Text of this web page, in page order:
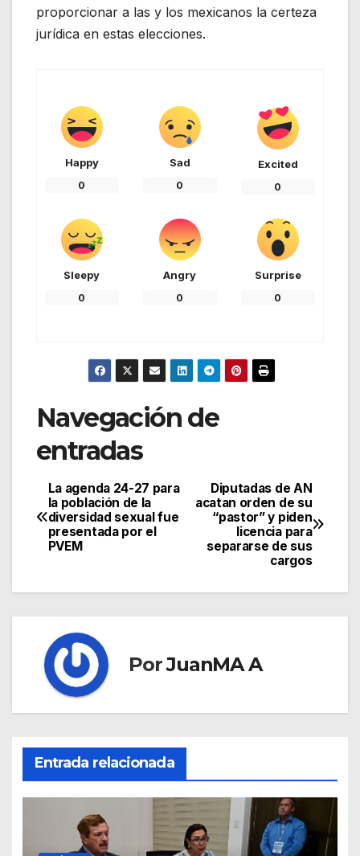
proporcionar a las y los mexicanos la certeza
jurídica en estas elecciones.
Happy
0
Sad
0
Excited
0
Sleepy
0
Angry
0
Surprise
0
Navegación de
entradas
Diputadas de AN
acatan orden de su
“pastor” y piden
licencia para
separarse de sus
cargos
La agenda 24-27 para
la población de la
diversidad sexual fue
presentada por el
PVEM
PorJuanMA A
Entrada relacionada